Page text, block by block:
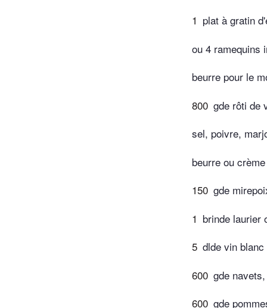
1 plat à gratin
ou 4 ramequins
beurre pour le
800 gde rôti de
sel, poivre,
beurre ou
150 gde
1 brinde laurier
5 dlde vin
600 gde
600 gde